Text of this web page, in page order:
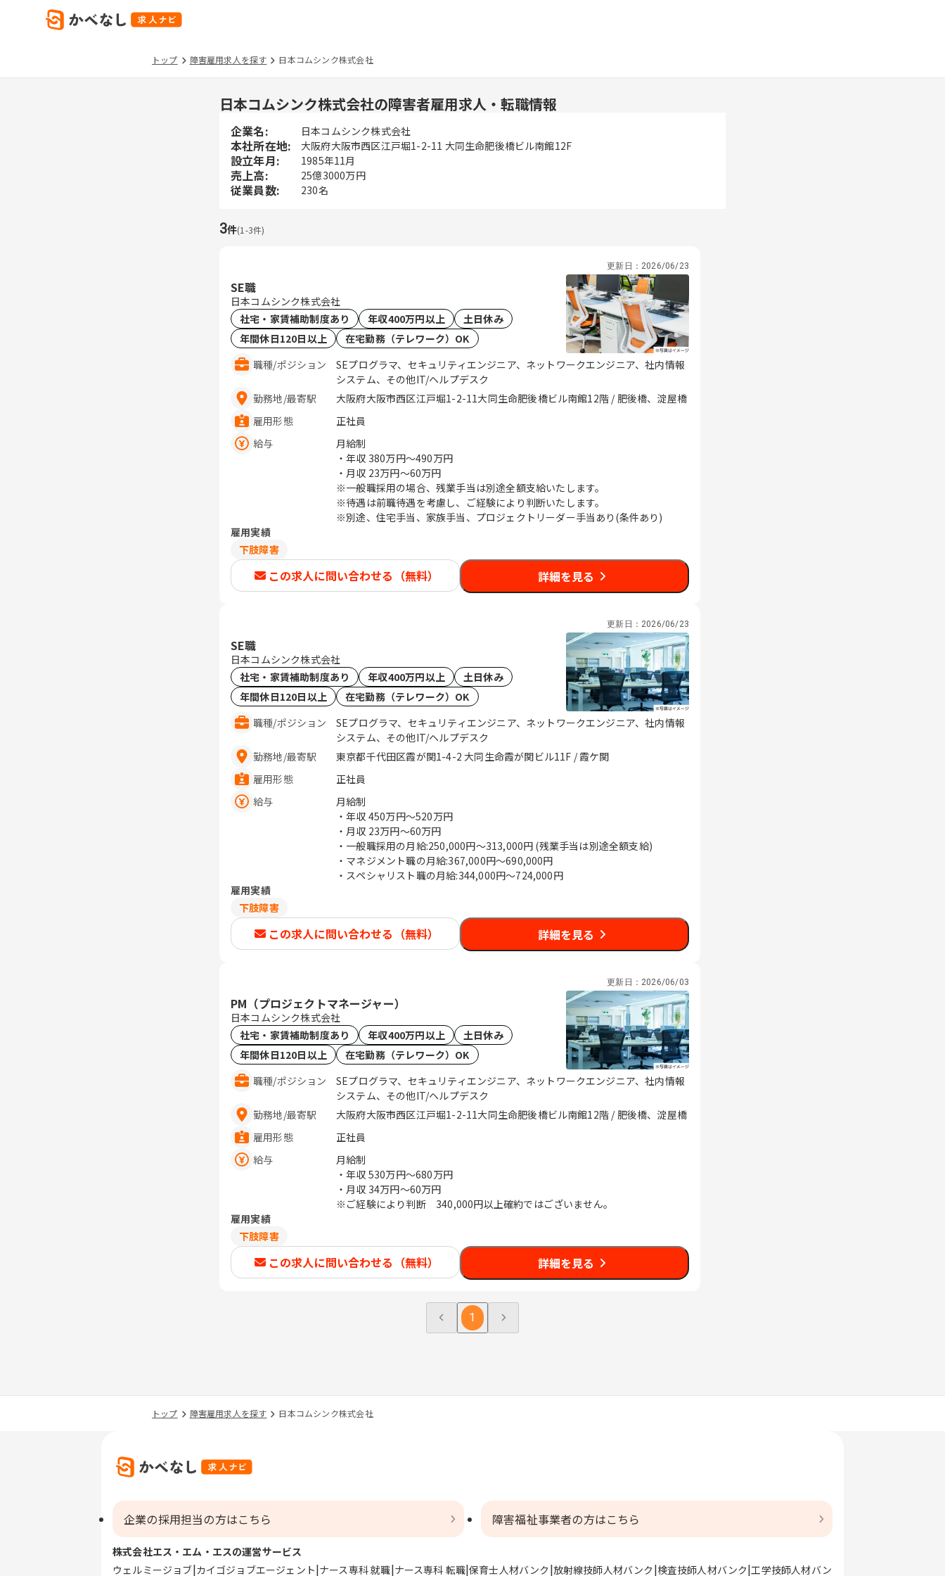
トップ 障害雇用求人を探す 日本コムシンク株式会社
日本コムシンク株式会社の障害者雇用求人・転職情報
企業名: 日本コムシンク株式会社
本社所在地: 大阪府大阪市西区江戸堀1-2-11 大同生命肥後橋ビル南館12F
設立年月: 1985年11月
売上高: 25億3000万円
従業員数: 230名
3件(1 -3件)
更新日： 2026/06/23
SE職
日本コムシンク株式会社
社宅・家賃補助制度あり
年収400万円以上
土日休み
年間休日120日以上
在宅勤務（テレワーク）OK
職種/ポジション
SEプログラマ、セキュリティエンジニア、ネットワークエンジニア、社内情報
システム、その他IT/ヘルプデスク
勤務地/最寄駅
大阪府大阪市西区江戸堀1-2-11大同生命肥後橋ビル南館12階 / 肥後橋、淀屋橋
雇用形態
正社員
給与
月給制
・年収 380万円〜490万円
・月収 23万円〜60万円
※一般職採用の場合、残業手当は別途全額支給いたします。
※待遇は前職待遇を考慮し、ご経験により判断いたします。
※別途、住宅手当、家族手当、プロジェクトリーダー手当あり(条件あり)
雇用実績
下肢障害
この求人に問い合わせる（無料） 詳細を見る
更新日： 2026/06/23
SE職
日本コムシンク株式会社
社宅・家賃補助制度あり
年収400万円以上
土日休み
年間休日120日以上
在宅勤務（テレワーク）OK
職種/ポジション
SEプログラマ、セキュリティエンジニア、ネットワークエンジニア、社内情報
システム、その他IT/ヘルプデスク
勤務地/最寄駅
東京都千代田区霞が関1-4-2 大同生命霞が関ビル11F / 霞ケ関
雇用形態
正社員
給与
月給制
・年収 450万円〜520万円
・月収 23万円〜60万円
・一般職採用の月給:250,000円～313,000円 (残業手当は別途全額支給)
・マネジメント職の月給:367,000円～690,000円
・スペシャリスト職の月給:344,000円～724,000円
雇用実績
下肢障害
この求人に問い合わせる（無料） 詳細を見る
更新日： 2026/06/03
PM（プロジェクトマネージャー）
日本コムシンク株式会社
社宅・家賃補助制度あり
年収400万円以上
土日休み
年間休日120日以上
在宅勤務（テレワーク）OK
職種/ポジション
SEプログラマ、セキュリティエンジニア、ネットワークエンジニア、社内情報
システム、その他IT/ヘルプデスク
勤務地/最寄駅
大阪府大阪市西区江戸堀1-2-11大同生命肥後橋ビル南館12階 / 肥後橋、淀屋橋
雇用形態
正社員
給与
月給制
・年収 530万円〜680万円
・月収 34万円〜60万円
※ご経験により判断 340,000円以上確約ではございません。
雇用実績
下肢障害
この求人に問い合わせる（無料） 詳細を見る
1
トップ 障害雇用求人を探す 日本コムシンク株式会社
企業の採用担当の方はこちら 障害福祉事業者の方はこちら
株式会社エス・エム・エスの運営サービス
ウェルミージョブ カイゴジョブエージェント ナース専科 就職 ナース専科 転職 保育士人材バンク 放射線技師人材バンク 検査技師人材バンク 工学技師人材バン